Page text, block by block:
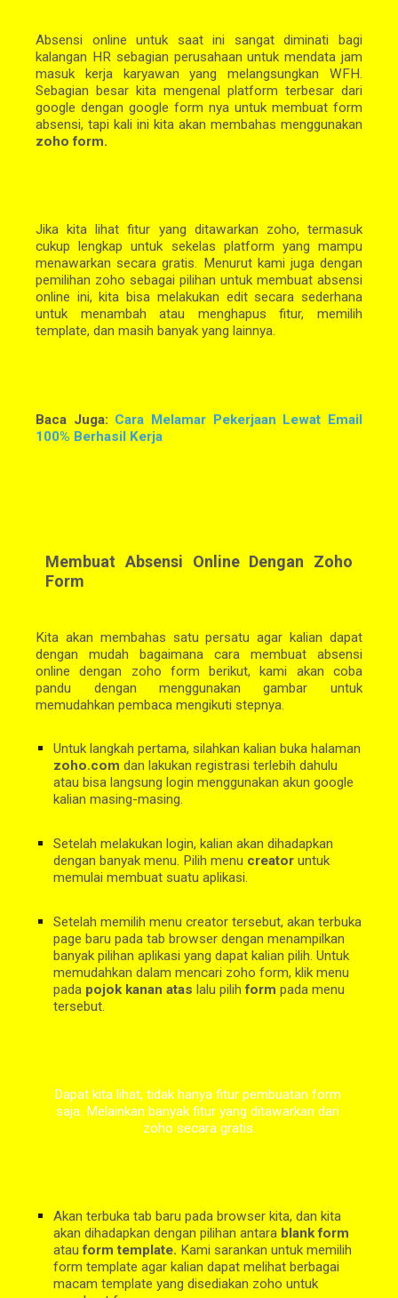
Absensi online untuk saat ini sangat diminati bagi
kalangan HR sebagian perusahaan untuk mendata jam
masuk kerja karyawan yang melangsungkan WFH.
Sebagian besar kita mengenal platform terbesar dari
google dengan google form nya untuk membuat form
absensi, tapi kali ini kita akan membahas menggunakan
zoho form.
Jika kita lihat fitur yang ditawarkan zoho, termasuk
cukup lengkap untuk sekelas platform yang mampu
menawarkan secara gratis. Menurut kami juga dengan
pemilihan zoho sebagai pilihan untuk membuat absensi
online ini, kita bisa melakukan edit secara sederhana
untuk menambah atau menghapus fitur, memilih
template, dan masih banyak yang lainnya.
Baca Juga: Cara Melamar Pekerjaan Lewat Email
100% Berhasil Kerja
Membuat Absensi Online Dengan Zoho
Form
Kita akan membahas satu persatu agar kalian dapat
dengan mudah bagaimana cara membuat absensi
online dengan zoho form berikut, kami akan coba
pandu dengan menggunakan gambar untuk
memudahkan pembaca mengikuti stepnya.
zoho.com dan lakukan registrasi terlebih dahulu
atau bisa langsung login menggunakan akun google
kalian masing-masing.
Setelah melakukan login, kalian akan dihadapkan
dengan banyak menu. Pilih menu creator untuk
memulai membuat suatu aplikasi.
Setelah memilih menu creator tersebut, akan terbuka
page baru pada tab browser dengan menampilkan
banyak pilihan aplikasi yang dapat kalian pilih. Untuk
memudahkan dalam mencari zoho form, klik menu
pada pojok kanan atas lalu pilih form pada menu
tersebut.
Dapat kita lihat, tidak hanya fitur pembuatan form
saja. Melainkan banyak fitur yang ditawarkan dari
zoho secara gratis.
Akan terbuka tab baru pada browser kita, dan kita
akan dihadapkan dengan pilihan antara
atau form template. Kami sarankan untuk memilih
form template agar kalian dapat melihat berbagai
macam template yang disediakan zoho untuk